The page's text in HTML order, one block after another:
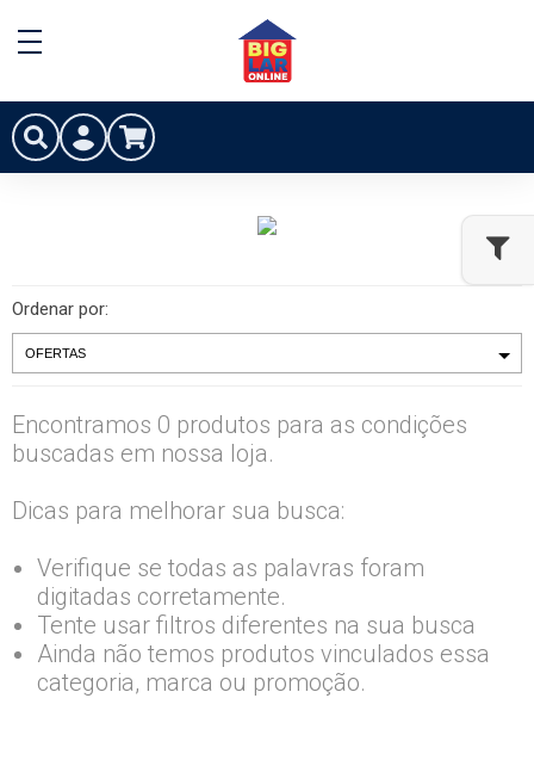
Ordenar por:
Encontramos 0 produtos para as condições
buscadas em nossa loja.
Dicas para melhorar sua busca:
Verifique se todas as palavras foram
digitadas corretamente.
Tente usar filtros diferentes na sua busca
Ainda não temos produtos vinculados essa
categoria, marca ou promoção.